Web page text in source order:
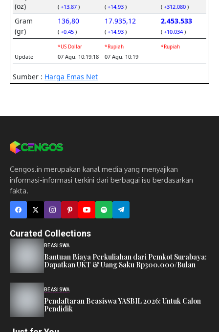
Cengos.in merupakan kanal media yang menyajikan
informasi-informasi terkini dari berbagai isu berdasarkan
fakta.
Curated Collections
BEASISWA
Bantuan Biaya Perkuliahan dari Pemkot Surabaya:
Dapatkan UKT & Uang Saku Rp300.000/Bulan
BEASISWA
Pendaftaran Beasiswa YASBIL 2026: Untuk Calon
Pendidik